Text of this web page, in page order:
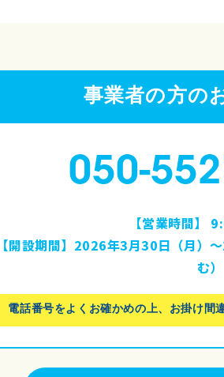
事業者の方の
050-
【営業時間】
【開設期間】2026年3月30日（月）
む）
電話番号をよくお確かめの上、お掛け間